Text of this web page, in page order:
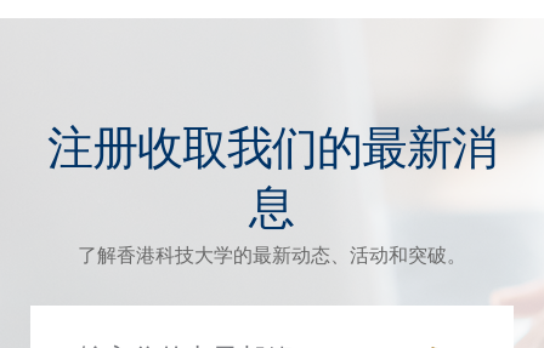
注册收取我们的最新消
息
了解香港科技大学的最新动态、活动和突破。